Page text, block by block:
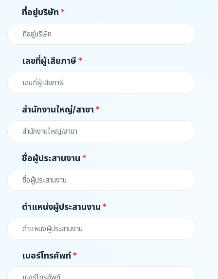
ที่อยู่บริษัท
เลขที่ผู้เสียภาษี
สำนักงานใหญ่/สาขา
ชื่อผู้ประสานงาน
ตำแหน่งผู้ประสานงาน
เบอร์โทรศัพท์